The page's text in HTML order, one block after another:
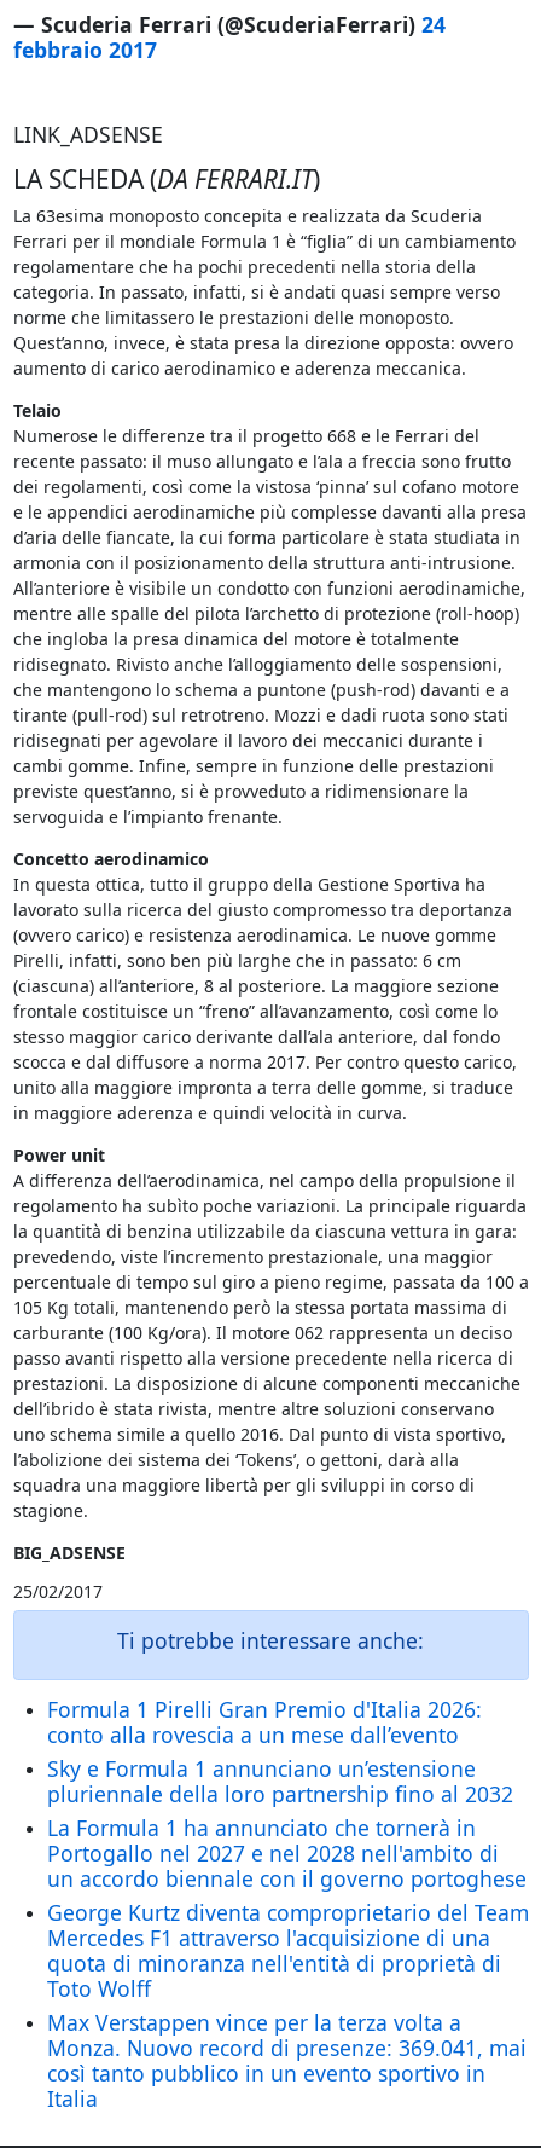
— Scuderia Ferrari (@ScuderiaFerrari) 24
febbraio 2017
LINK_ADSENSE
LA SCHEDA (DA FERRARI.IT)
La 63esima monoposto concepita e realizzata da Scuderia
Ferrari per il mondiale Formula 1 è “figlia” di un cambiamento
regolamentare che ha pochi precedenti nella storia della
categoria. In passato, infatti, si è andati quasi sempre verso
norme che limitassero le prestazioni delle monoposto.
Quest’anno, invece, è stata presa la direzione opposta: ovvero
aumento di carico aerodinamico e aderenza meccanica.
Telaio
Numerose le differenze tra il progetto 668 e le Ferrari del
recente passato: il muso allungato e l’ala a freccia sono frutto
dei regolamenti, così come la vistosa ‘pinna’ sul cofano motore
e le appendici aerodinamiche più complesse davanti alla presa
d’aria delle fiancate, la cui forma particolare è stata studiata in
armonia con il posizionamento della struttura anti-intrusione.
All’anteriore è visibile un condotto con funzioni aerodinamiche,
mentre alle spalle del pilota l’archetto di protezione (roll-hoop)
che ingloba la presa dinamica del motore è totalmente
ridisegnato. Rivisto anche l’alloggiamento delle sospensioni,
che mantengono lo schema a puntone (push-rod) davanti e a
tirante (pull-rod) sul retrotreno. Mozzi e dadi ruota sono stati
ridisegnati per agevolare il lavoro dei meccanici durante i
cambi gomme. Infine, sempre in funzione delle prestazioni
previste quest’anno, si è provveduto a ridimensionare la
servoguida e l’impianto frenante.
Concetto aerodinamico
In questa ottica, tutto il gruppo della Gestione Sportiva ha
lavorato sulla ricerca del giusto compromesso tra deportanza
(ovvero carico) e resistenza aerodinamica. Le nuove gomme
Pirelli, infatti, sono ben più larghe che in passato: 6 cm
(ciascuna) all’anteriore, 8 al posteriore. La maggiore sezione
frontale costituisce un “freno” all’avanzamento, così come lo
stesso maggior carico derivante dall’ala anteriore, dal fondo
scocca e dal diffusore a norma 2017. Per contro questo carico,
unito alla maggiore impronta a terra delle gomme, si traduce
in maggiore aderenza e quindi velocità in curva.
Power unit
A differenza dell’aerodinamica, nel campo della propulsione il
regolamento ha subìto poche variazioni. La principale riguarda
la quantità di benzina utilizzabile da ciascuna vettura in gara:
prevedendo, viste l’incremento prestazionale, una maggior
percentuale di tempo sul giro a pieno regime, passata da 100 a
105 Kg totali, mantenendo però la stessa portata massima di
carburante (100 Kg/ora). Il motore 062 rappresenta un deciso
passo avanti rispetto alla versione precedente nella ricerca di
prestazioni. La disposizione di alcune componenti meccaniche
dell’ibrido è stata rivista, mentre altre soluzioni conservano
uno schema simile a quello 2016. Dal punto di vista sportivo,
l’abolizione dei sistema dei ‘Tokens’, o gettoni, darà alla
squadra una maggiore libertà per gli sviluppi in corso di
stagione.
BIG_ADSENSE
25/02/2017
Ti potrebbe interessare anche:
Formula 1 Pirelli Gran Premio d'Italia 2026:
conto alla rovescia a un mese dall’evento
Sky e Formula 1 annunciano un’estensione
pluriennale della loro partnership fino al 2032
La Formula 1 ha annunciato che tornerà in
Portogallo nel 2027 e nel 2028 nell'ambito di
un accordo biennale con il governo portoghese
George Kurtz diventa comproprietario del Team
Mercedes F1 attraverso l'acquisizione di una
quota di minoranza nell'entità di proprietà di
Toto Wolff
Max Verstappen vince per la terza volta a
Monza. Nuovo record di presenze: 369.041, mai
così tanto pubblico in un evento sportivo in
Italia